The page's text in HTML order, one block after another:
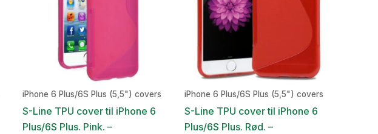
iPhone 6 Plus/6S Plus (5,5") covers
S-Line TPU cover til iPhone 6
Plus/6S Plus. Pink. –
iPhone 6 Plus/6S Plus (5,5") covers
S-Line TPU cover til iPhone 6
Plus/6S Plus. Rød. –